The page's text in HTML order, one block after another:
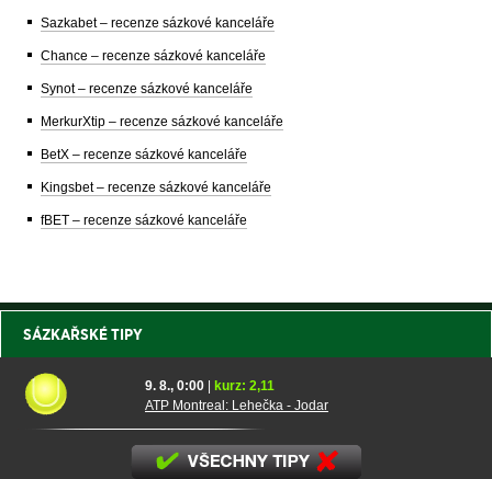
Sazkabet – recenze sázkové kanceláře
Chance – recenze sázkové kanceláře
Synot – recenze sázkové kanceláře
MerkurXtip – recenze sázkové kanceláře
BetX – recenze sázkové kanceláře
Kingsbet – recenze sázkové kanceláře
fBET – recenze sázkové kanceláře
SÁZKAŘSKÉ TIPY
9. 8., 0:00
kurz: 2,11
ATP Montreal: Lehečka - Jodar